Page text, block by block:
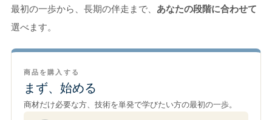
最初の一歩から、長期の伴走まで、 あなたの段階に合わせて
選べます。
商品を購入する
まず、始める
商材だけ必要な方、技術を単発で学びたい方の最初の一歩。